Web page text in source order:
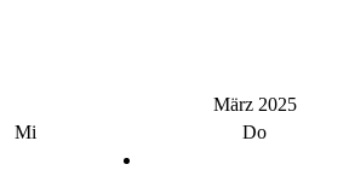
März 2025
Mi Do